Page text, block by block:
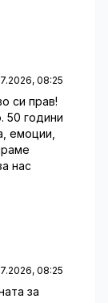
08:25
си прав!
50 години
емоции,
нас
08:25
за